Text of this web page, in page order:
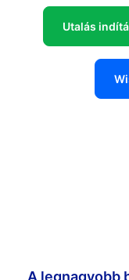
Utalás
A legnagyobb